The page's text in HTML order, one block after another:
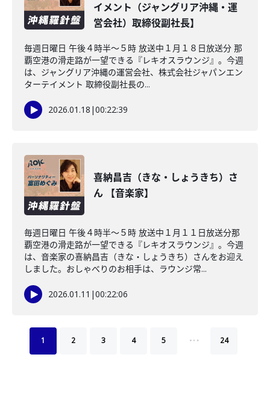
イメント（ジャングリア沖縄・運
営会社）取締役副社長】
毎週日曜日 午後４時半～５時 放送中１月１８日放送分 那
覇空港の滑走路が一望できる『レキオスラウンジ』。今週
は、ジャングリア沖縄の運営会社、株式会社ジャパンエン
ターテイメント 取締役副社長の...
2026.01.18 |00:22:39
喜納昌吉（きな・しょうきち）さ
ん 【音楽家】
毎週日曜日 午後４時半～５時 放送中１月１１日放送分那
覇空港の滑走路が一望できる『レキオスラウンジ』。今週
は、音楽家の喜納昌吉（きな・しょうきち）さんをお迎え
しました。おしゃべりのお相手は、ラウンジ常...
2026.01.11 |00:22:06
1 2 3 4 5 … 24